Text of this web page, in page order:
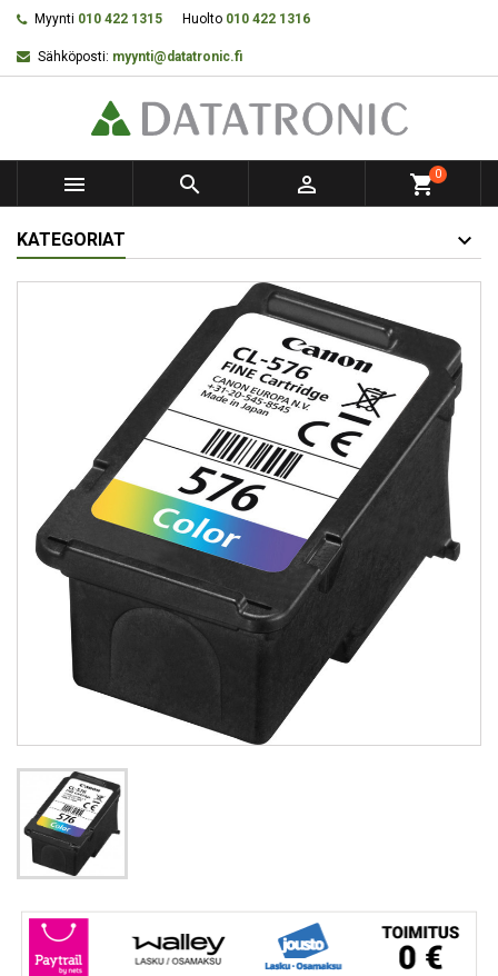
Myynti 010 422 1315 Huolto 010 422 1316
Sähköposti: myynti@datatronic.fi
   shopping_cart0
KATEGORIAT